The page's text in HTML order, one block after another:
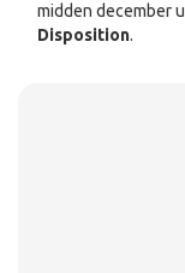
midden december
Disposition.